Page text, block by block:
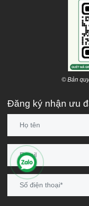
© Bản
Đăng ký nhận ưu